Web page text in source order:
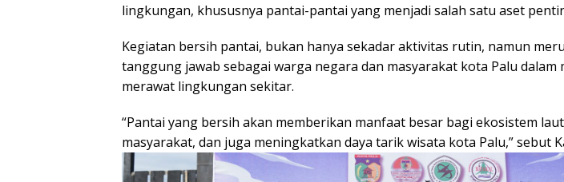
lingkungan, khususnya pantai-pantai yang menjadi salah satu aset
Kegiatan bersih pantai, bukan hanya sekadar aktivitas rutin, namun
tanggung jawab sebagai warga negara dan masyarakat kota Palu dalam
merawat lingkungan sekitar.
“Pantai yang bersih akan memberikan manfaat besar bagi ekosistem
masyarakat, dan juga meningkatkan daya tarik wisata kota Palu,” sebut